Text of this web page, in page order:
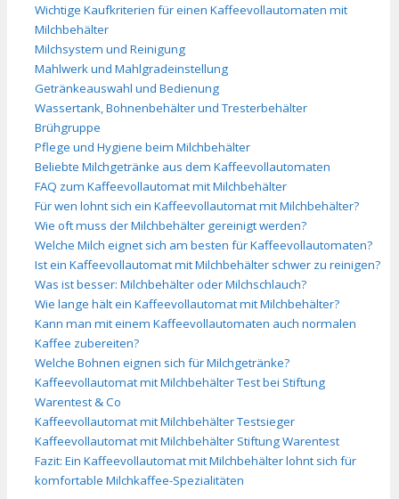
Wichtige Kaufkriterien für einen Kaffeevollautomaten mit
Milchbehälter
Milchsystem und Reinigung
Mahlwerk und Mahlgradeinstellung
Getränkeauswahl und Bedienung
Wassertank, Bohnenbehälter und Tresterbehälter
Brühgruppe
Pflege und Hygiene beim Milchbehälter
Beliebte Milchgetränke aus dem Kaffeevollautomaten
FAQ zum Kaffeevollautomat mit Milchbehälter
Für wen lohnt sich ein Kaffeevollautomat mit Milchbehälter?
Wie oft muss der Milchbehälter gereinigt werden?
Welche Milch eignet sich am besten für Kaffeevollautomaten?
Ist ein Kaffeevollautomat mit Milchbehälter schwer zu reinigen?
Was ist besser: Milchbehälter oder Milchschlauch?
Wie lange hält ein Kaffeevollautomat mit Milchbehälter?
Kann man mit einem Kaffeevollautomaten auch normalen
Kaffee zubereiten?
Welche Bohnen eignen sich für Milchgetränke?
Kaffeevollautomat mit Milchbehälter Test bei Stiftung
Warentest & Co
Kaffeevollautomat mit Milchbehälter Testsieger
Kaffeevollautomat mit Milchbehälter Stiftung Warentest
Fazit: Ein Kaffeevollautomat mit Milchbehälter lohnt sich für
komfortable Milchkaffee-Spezialitäten